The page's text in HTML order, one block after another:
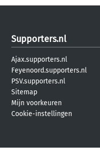
Supporters.nl
Ajax.supporters.nl
Feyenoord.supporters.nl
PSV.supporters.nl
Sitemap
Mijn voorkeuren
Cookie-instellingen